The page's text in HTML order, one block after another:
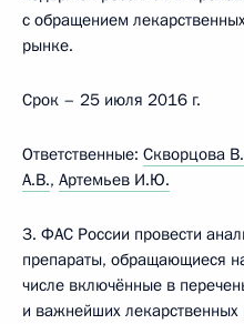
с обращением
рынке.
Срок – 25 июля 2016 г.
Ответственные: Скворцова
А.В., Артемьев И.Ю.
3. ФАС России провести
препараты, обращающиеся
числе включённые в
и важнейших лекарственных